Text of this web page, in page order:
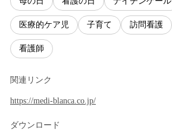
医療的ケア児 子育て 訪問看護
看護師
関連リンク
https://medi-blanca.co.jp/
ダウンロード